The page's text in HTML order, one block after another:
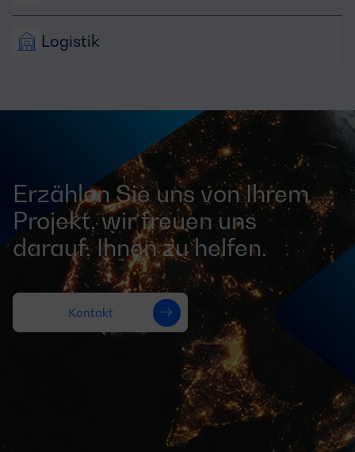
Logistik
Erzählen Sie uns von Ihrem
Projekt, wir freuen uns
darauf, Ihnen zu helfen.
Kontakt